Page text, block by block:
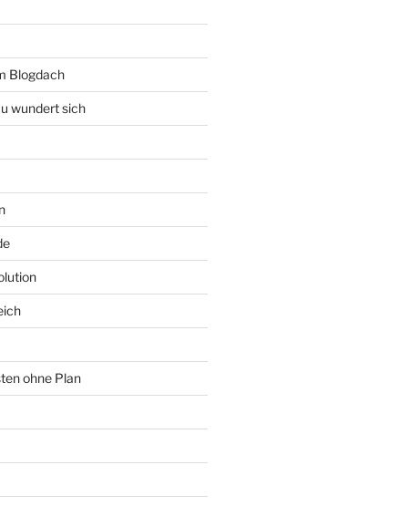
Blogdach
wundert sich
ohne Plan